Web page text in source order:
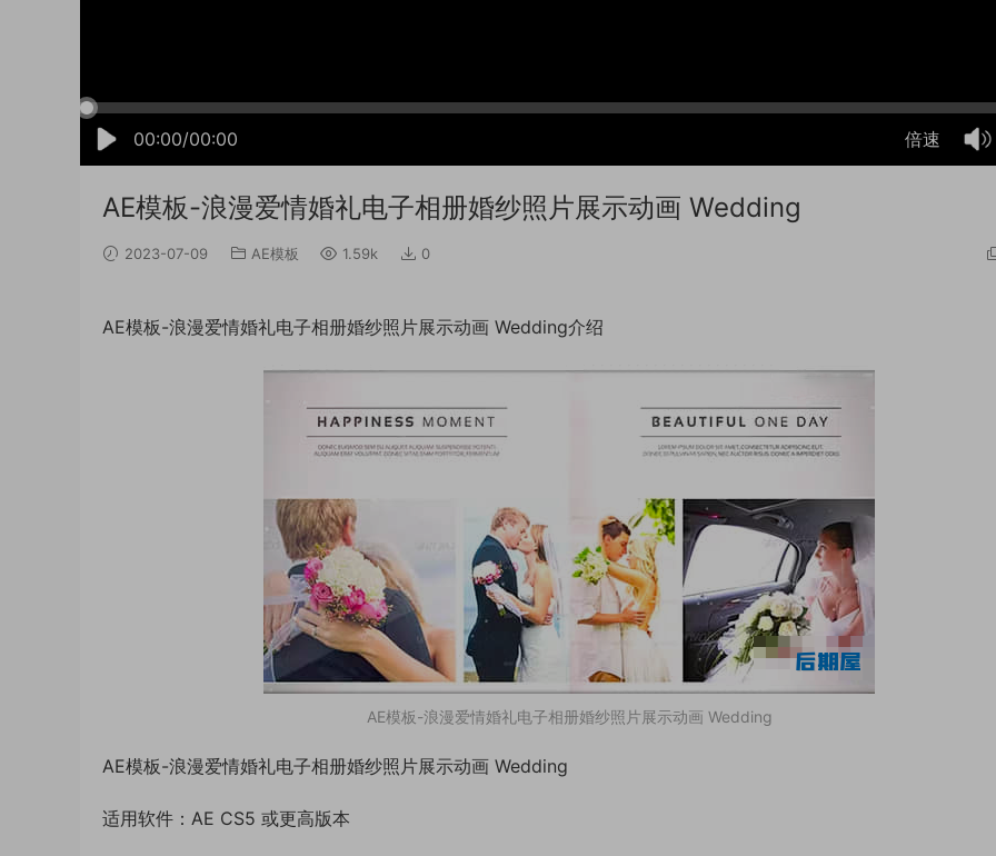
00:00/00:00 倍速
AE模板-浪漫爱情婚礼电子相册婚纱照片展示动画 Wedding
2023-07-09 AE模板 1.59k 0
AE模板-浪漫爱情婚礼电子相册婚纱照片展示动画 Wedding介绍
AE模板-浪漫爱情婚礼电子相册婚纱照片展示动画 Wedding
AE模板-浪漫爱情婚礼电子相册婚纱照片展示动画 Wedding
适用软件：AE CS5 或更高版本